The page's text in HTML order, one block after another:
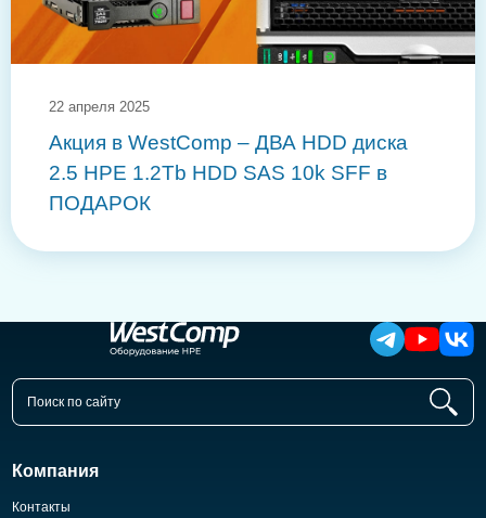
22 апреля 2025
Акция в WestComp – ДВА HDD диска
2.5 HPE 1.2Tb HDD SAS 10k SFF в
ПОДАРОК
Компания
Контакты